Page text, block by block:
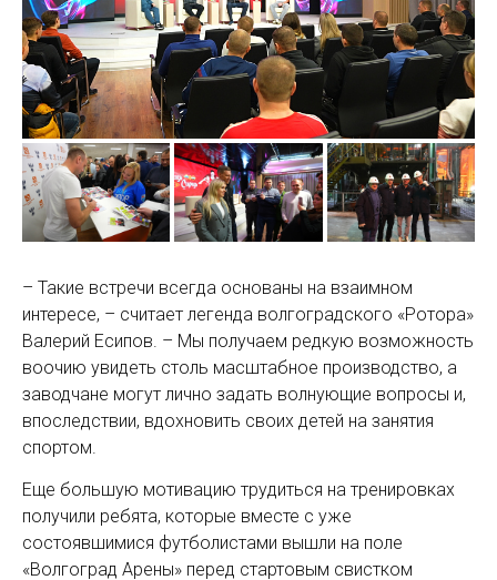
– Такие встречи всегда основаны на взаимном
интересе, – считает легенда волгоградского «Ротора»
Валерий Есипов. – Мы получаем редкую возможность
воочию увидеть столь масштабное производство, а
заводчане могут лично задать волнующие вопросы и,
впоследствии, вдохновить своих детей на занятия
спортом.
Еще большую мотивацию трудиться на тренировках
получили ребята, которые вместе с уже
состоявшимися футболистами вышли на поле
«Волгоград Арены» перед стартовым свистком